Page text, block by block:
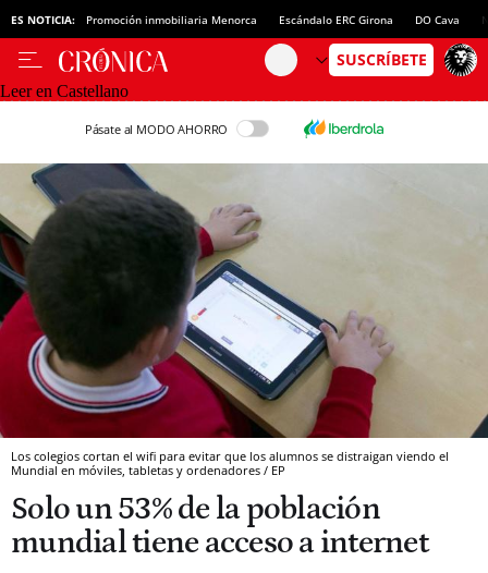
ES NOTICIA: Promoción inmobiliaria Menorca Escándalo ERC Girona DO Cava
Leer en Castellano
Pásate al MODO AHORRO
Los colegios cortan el wifi para evitar que los alumnos se distraigan viendo el
Mundial en móviles, tabletas y ordenadores / EP
Solo un 53% de la población
mundial tiene acceso a internet